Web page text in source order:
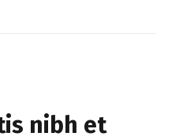
nibh et